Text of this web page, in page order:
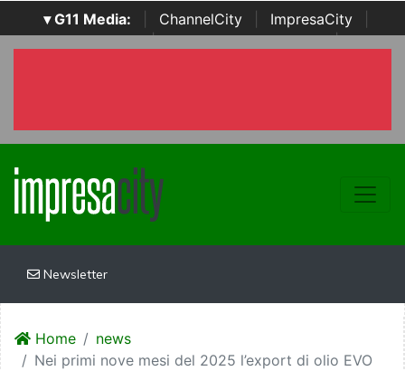
▾ G11 Media: ChannelCity ImpresaCity
SecurityOpenLab | Italian Channel Awards | Italian
Newsletter
Home
news
Nei primi nove mesi del 2025 l’export di olio EVO